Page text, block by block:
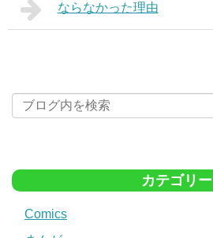
ならなかった理由
カテゴリー
Comics